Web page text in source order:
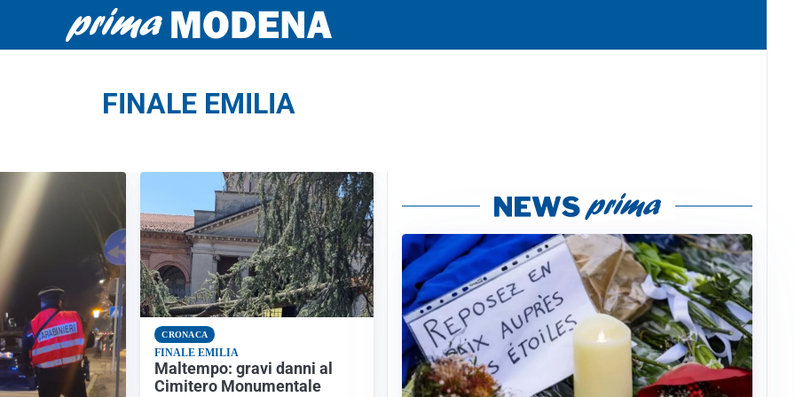
FINALE EMILIA
CRONACA
FINALE EMILIA
Maltempo: gravi danni al
Cimitero Monumentale